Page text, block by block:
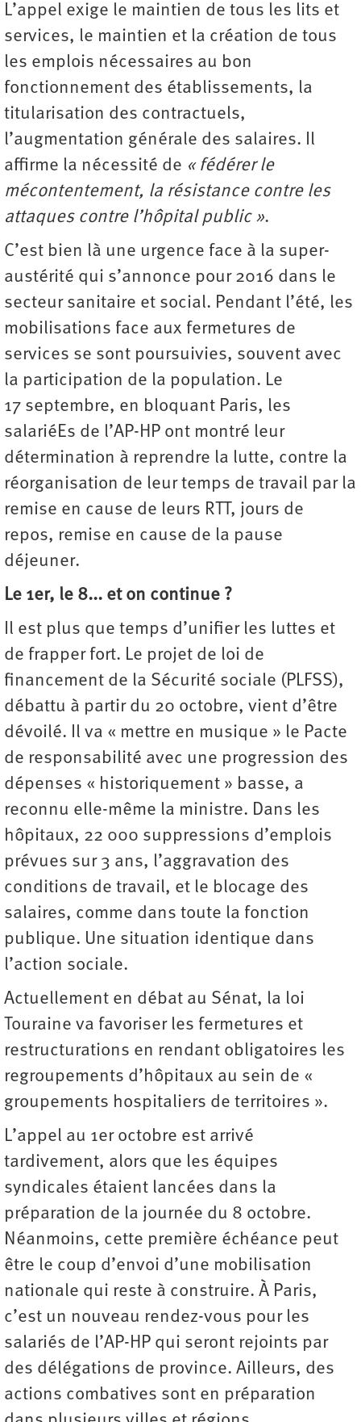
L’appel exige le maintien de tous les lits et
services, le maintien et la création de tous
les emplois nécessaires au bon
fonctionnement des établissements, la
titularisation des contractuels,
l’augmentation générale des salaires. Il
affirme la nécessité de « fédérer le
mécontentement, la résistance contre les
attaques contre l’hôpital public ».
C’est bien là une urgence face à la super-
austérité qui s’annonce pour 2016 dans le
secteur sanitaire et social. Pendant l’été, les
mobilisations face aux fermetures de
services se sont poursuivies, souvent avec
la participation de la population. Le
17 septembre, en bloquant Paris, les
salariéEs de l’AP-HP ont montré leur
détermination à reprendre la lutte, contre la
réorganisation de leur temps de travail par la
remise en cause de leurs RTT, jours de
repos, remise en cause de la pause
déjeuner.
Le 1er, le 8... et on continue ?
Il est plus que temps d’unifier les luttes et
de frapper fort. Le projet de loi de
financement de la Sécurité sociale (PLFSS),
débattu à partir du 20 octobre, vient d’être
dévoilé. Il va « mettre en musique » le Pacte
de responsabilité avec une progression des
dépenses « historiquement » basse, a
reconnu elle-même la ministre. Dans les
hôpitaux, 22 000 suppressions d’emplois
prévues sur 3 ans, l’aggravation des
conditions de travail, et le blocage des
salaires, comme dans toute la fonction
publique. Une situation identique dans
l’action sociale.
Actuellement en débat au Sénat, la loi
Touraine va favoriser les fermetures et
restructurations en rendant obligatoires les
regroupements d’hôpitaux au sein de «
groupements hospitaliers de territoires ».
L’appel au 1er octobre est arrivé
tardivement, alors que les équipes
syndicales étaient lancées dans la
préparation de la journée du 8 octobre.
Néanmoins, cette première échéance peut
être le coup d’envoi d’une mobilisation
nationale qui reste à construire. À Paris,
c’est un nouveau rendez-vous pour les
salariés de l’AP-HP qui seront rejoints par
des délégations de province. Ailleurs, des
actions combatives sont en préparation